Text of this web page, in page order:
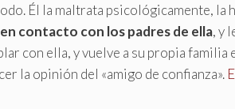
Él la maltrata psicológicamente, la
contacto con los padres de ella, y
con ella, y vuelve a su propia familia
la opinión del «amigo de confianza».